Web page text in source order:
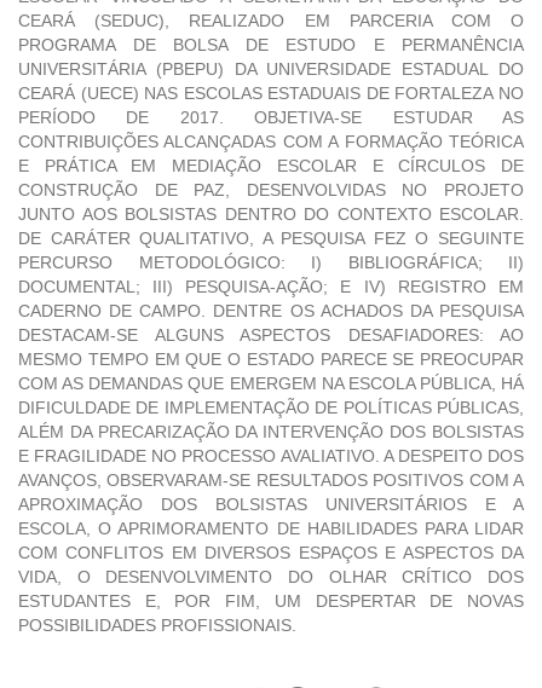
CEARÁ (SEDUC), REALIZADO EM PARCERIA COM O
PROGRAMA DE BOLSA DE ESTUDO E PERMANÊNCIA
UNIVERSITÁRIA (PBEPU) DA UNIVERSIDADE ESTADUAL DO
CEARÁ (UECE) NAS ESCOLAS ESTADUAIS DE FORTALEZA NO
PERÍODO DE 2017. OBJETIVA-SE ESTUDAR AS
CONTRIBUIÇÕES ALCANÇADAS COM A FORMAÇÃO TEÓRICA
E PRÁTICA EM MEDIAÇÃO ESCOLAR E CÍRCULOS DE
CONSTRUÇÃO DE PAZ, DESENVOLVIDAS NO PROJETO
JUNTO AOS BOLSISTAS DENTRO DO CONTEXTO ESCOLAR.
DE CARÁTER QUALITATIVO, A PESQUISA FEZ O SEGUINTE
PERCURSO METODOLÓGICO: I) BIBLIOGRÁFICA; II)
DOCUMENTAL; III) PESQUISA-AÇÃO; E IV) REGISTRO EM
CADERNO DE CAMPO. DENTRE OS ACHADOS DA PESQUISA
DESTACAM-SE ALGUNS ASPECTOS DESAFIADORES: AO
MESMO TEMPO EM QUE O ESTADO PARECE SE PREOCUPAR
COM AS DEMANDAS QUE EMERGEM NA ESCOLA PÚBLICA, HÁ
DIFICULDADE DE IMPLEMENTAÇÃO DE POLÍTICAS PÚBLICAS,
ALÉM DA PRECARIZAÇÃO DA INTERVENÇÃO DOS BOLSISTAS
E FRAGILIDADE NO PROCESSO AVALIATIVO. A DESPEITO DOS
AVANÇOS, OBSERVARAM-SE RESULTADOS POSITIVOS COM A
APROXIMAÇÃO DOS BOLSISTAS UNIVERSITÁRIOS E A
ESCOLA, O APRIMORAMENTO DE HABILIDADES PARA LIDAR
COM CONFLITOS EM DIVERSOS ESPAÇOS E ASPECTOS DA
VIDA, O DESENVOLVIMENTO DO OLHAR CRÍTICO DOS
ESTUDANTES E, POR FIM, UM DESPERTAR DE NOVAS
POSSIBILIDADES PROFISSIONAIS.